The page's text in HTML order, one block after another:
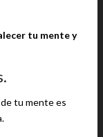
tu mente y
tu mente es